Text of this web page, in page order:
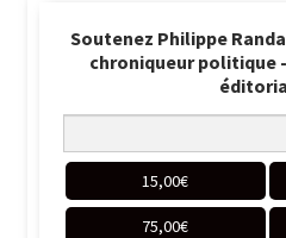
Soutenez Philippe
chroniqueur politique
15,00€
75,00€